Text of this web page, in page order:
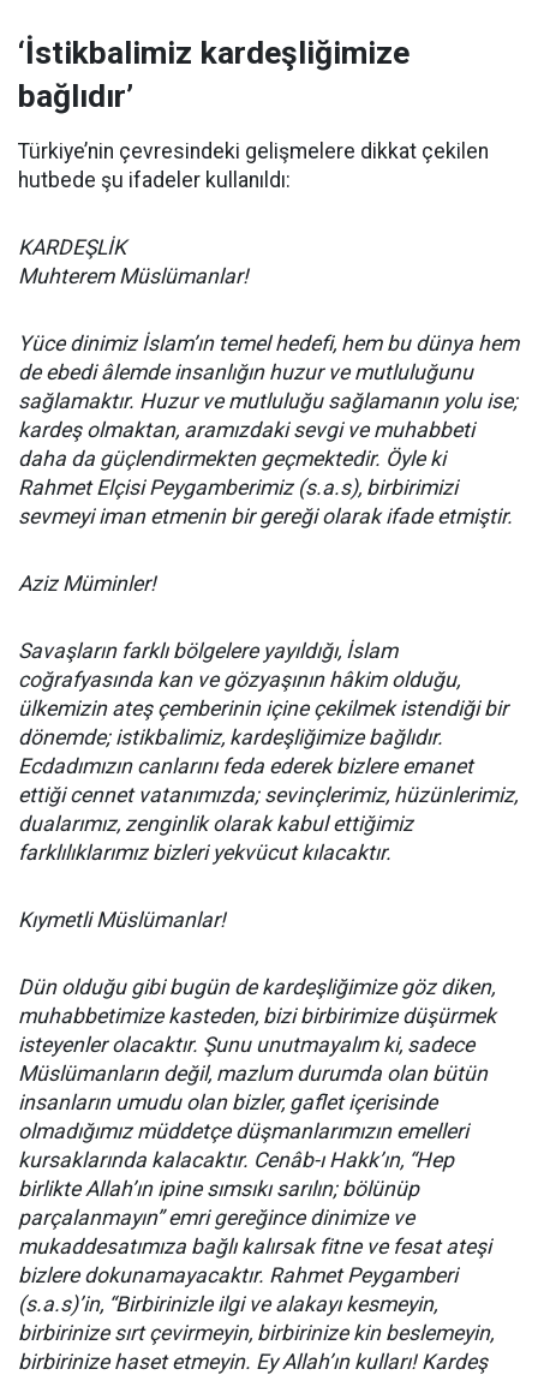
‘İstikbalimiz kardeşliğimize
bağlıdır’
Türkiye’nin çevresindeki gelişmelere dikkat çekilen
hutbede şu ifadeler kullanıldı:
KARDEŞLİK
Muhterem Müslümanlar!
Yüce dinimiz İslam’ın temel hedefi, hem bu dünya hem
de ebedi âlemde insanlığın huzur ve mutluluğunu
sağlamaktır. Huzur ve mutluluğu sağlamanın yolu ise;
kardeş olmaktan, aramızdaki sevgi ve muhabbeti
daha da güçlendirmekten geçmektedir. Öyle ki
Rahmet Elçisi Peygamberimiz (s.a.s), birbirimizi
sevmeyi iman etmenin bir gereği olarak ifade etmiştir.
Aziz Müminler!
Savaşların farklı bölgelere yayıldığı, İslam
coğrafyasında kan ve gözyaşının hâkim olduğu,
ülkemizin ateş çemberinin içine çekilmek istendiği bir
dönemde; istikbalimiz, kardeşliğimize bağlıdır.
Ecdadımızın canlarını feda ederek bizlere emanet
ettiği cennet vatanımızda; sevinçlerimiz, hüzünlerimiz,
dualarımız, zenginlik olarak kabul ettiğimiz
farklılıklarımız bizleri yekvücut kılacaktır.
Kıymetli Müslümanlar!
Dün olduğu gibi bugün de kardeşliğimize göz diken,
muhabbetimize kasteden, bizi birbirimize düşürmek
isteyenler olacaktır. Şunu unutmayalım ki, sadece
Müslümanların değil, mazlum durumda olan bütün
insanların umudu olan bizler, gaflet içerisinde
olmadığımız müddetçe düşmanlarımızın emelleri
kursaklarında kalacaktır. Cenâb-ı Hakk’ın, “Hep
birlikte Allah’ın ipine sımsıkı sarılın; bölünüp
parçalanmayın” emri gereğince dinimize ve
mukaddesatımıza bağlı kalırsak fitne ve fesat ateşi
bizlere dokunamayacaktır. Rahmet Peygamberi
(s.a.s)’in, “Birbirinizle ilgi ve alakayı kesmeyin,
birbirinize sırt çevirmeyin, birbirinize kin beslemeyin,
birbirinize haset etmeyin. Ey Allah’ın kulları! Kardeş